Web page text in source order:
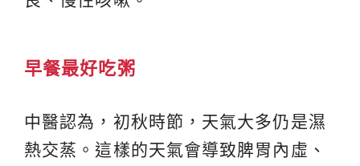
早餐最好吃粥
中醫認為，初秋時節，天氣大多仍是濕
熱交蒸。這樣的天氣會導致脾胃內虛、